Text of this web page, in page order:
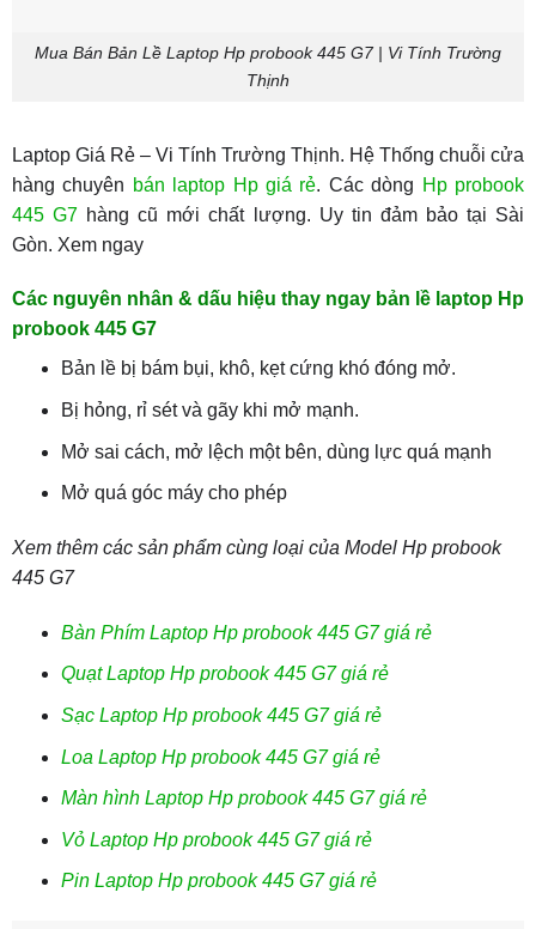
Mua Bán Bản Lề Laptop Hp probook 445 G7 | Vi Tính Trường
Thịnh
Laptop Giá Rẻ – Vi Tính Trường Thịnh. Hệ Thống chuỗi cửa
hàng chuyên bán laptop Hp giá rẻ. Các dòng Hp probook
445 G7hàng cũ mới chất lượng. Uy tin đảm bảo tại Sài
Gòn. Xem ngay
Các nguyên nhân & dấu hiệu thay ngay bản lề laptop Hp
probook 445 G7
Bản lề bị bám bụi, khô, kẹt cứng khó đóng mở.
Bị hỏng, rỉ sét và gãy khi mở mạnh.
Mở sai cách, mở lệch một bên, dùng lực quá mạnh
Mở quá góc máy cho phép
Xem thêm các sản phẩm cùng loại của Model Hp probook
445 G7
Bàn Phím Laptop Hp probook 445 G7 giá rẻ
Quạt Laptop Hp probook 445 G7 giá rẻ
Sạc Laptop Hp probook 445 G7 giá rẻ
Loa Laptop Hp probook 445 G7 giá rẻ
Màn hình Laptop Hp probook 445 G7 giá rẻ
Vỏ Laptop Hp probook 445 G7 giá rẻ
Pin Laptop Hp probook 445 G7 giá rẻ